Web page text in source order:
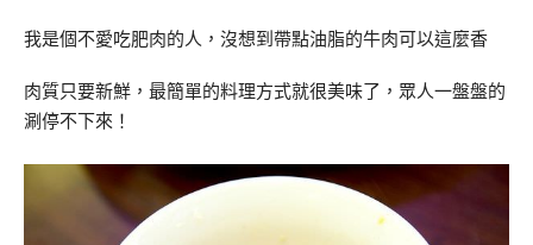
我是個不愛吃肥肉的人，沒想到帶點油脂的牛肉可以這麼香
肉質只要新鮮，最簡單的料理方式就很美味了，眾人一盤盤的
涮停不下來！